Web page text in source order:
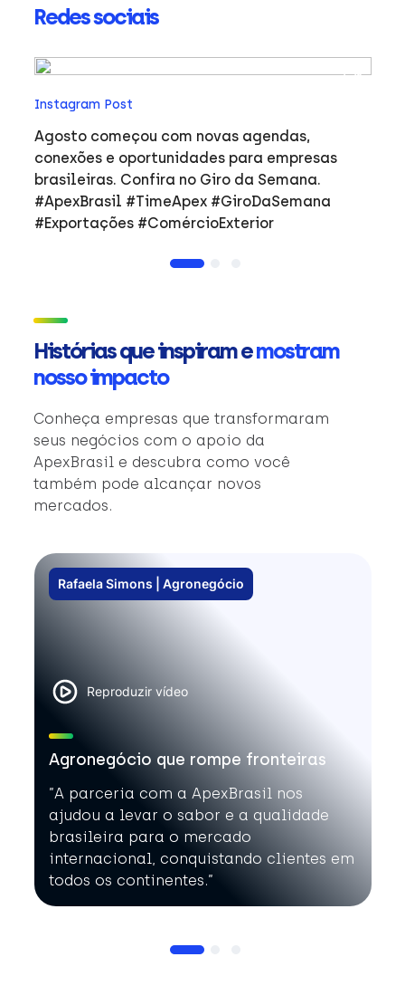
Redes sociais
Instagram Post
Agosto começou com novas agendas,
conexões e oportunidades para empresas
brasileiras. Confira no Giro da Semana.
#ApexBrasil #TimeApex #GiroDaSemana
#Exportações #ComércioExterior
Histórias que inspiram emostram
nosso impacto
Conheça empresas que transformaram
seus negócios com o apoio da
ApexBrasil e descubra como você
também pode alcançar novos
mercados.
Rafaela Simons | Agronegócio
Reproduzir vídeo
Agronegócio que rompe fronteiras
”A parceria com a ApexBrasil nos
ajudou a levar o sabor e a qualidade
brasileira para o mercado
internacional, conquistando clientes em
todos os continentes.”